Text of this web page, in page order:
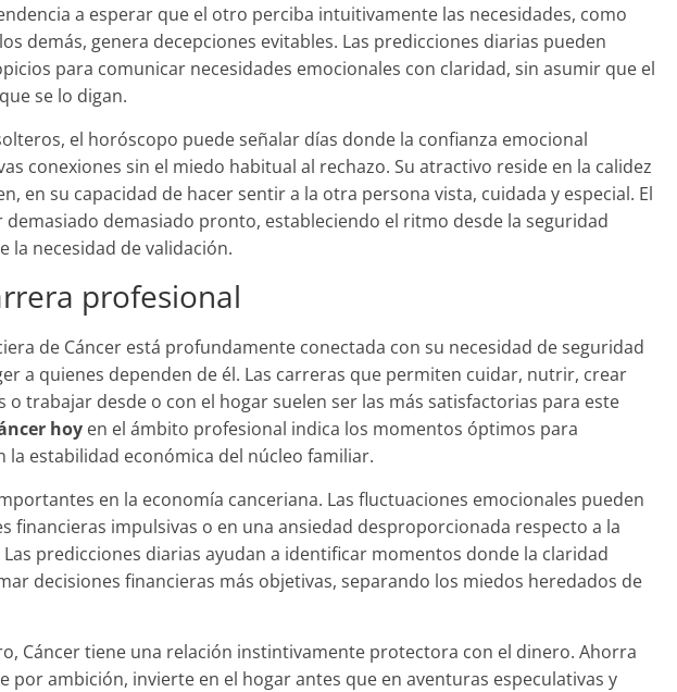
a esperar que el otro perciba intuitivamente las necesidades, como
demás, genera decepciones evitables. Las predicciones diarias pueden
para comunicar necesidades emocionales con claridad, sin asumir que el
se lo digan.
el horóscopo puede señalar días donde la confianza emocional
conexiones sin el miedo habitual al rechazo. Su atractivo reside en la calidez
en su capacidad de hacer sentir a la otra persona vista, cuidada y especial. El
demasiado demasiado pronto, estableciendo el ritmo desde la seguridad
la necesidad de validación.
profesional
de Cáncer está profundamente conectada con su necesidad de seguridad
a quienes dependen de él. Las carreras que permiten cuidar, nutrir, crear
o trabajar desde o con el hogar suelen ser las más satisfactorias para este
hoy en el ámbito profesional indica los momentos óptimos para
la estabilidad económica del núcleo familiar.
en la economía canceriana. Las fluctuaciones emocionales pueden
financieras impulsivas o en una ansiedad desproporcionada respecto a la
predicciones diarias ayudan a identificar momentos donde la claridad
decisiones financieras más objetivas, separando los miedos heredados de
Cáncer tiene una relación instintivamente protectora con el dinero. Ahorra
por ambición, invierte en el hogar antes que en aventuras especulativas y